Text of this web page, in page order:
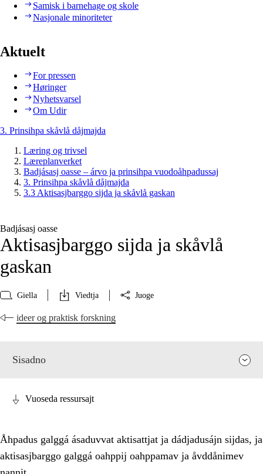
Samisk i barnehage og skole
Nasjonale minoriteter
Aktuelt
For pressen
Høringer
Nyhetsvarsel
Om Udir
3. Prinsihpa skåvlå dåjmajda
Læring og trivsel
Læreplanverket
Badjásasj oasse – árvo ja prinsihpa vuodoåhpadussaj
3. Prinsihpa skåvlå dåjmajda
3.3 Aktisasjbarggo sijda ja skåvlå gaskan
Badjásasj oasse
Aktisasjbarggo sijda ja skåvlå
gaskan
Giella Viedtja Juoge
ideer og praktisk forskning
Sisadno
Vuoseda ressursajt
Åhpadus galggá ásaduvvat aktisattjat ja dádjadusájn sijdas, ja
aktisasjbarggo galggá oahppij oahppamav ja åvddånimev